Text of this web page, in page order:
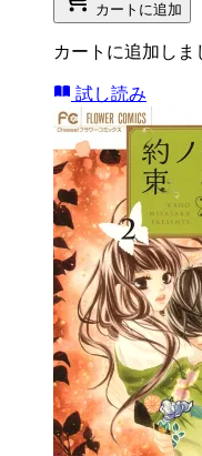
カートに追加
カートに追加しま
試し読み